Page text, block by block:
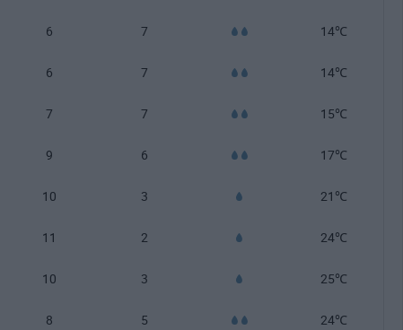
6 7 14℃
6 7 14℃
7 7 15℃
9 6 17℃
10 3 21℃
11 2 24℃
10 3 25℃
8 5 24℃